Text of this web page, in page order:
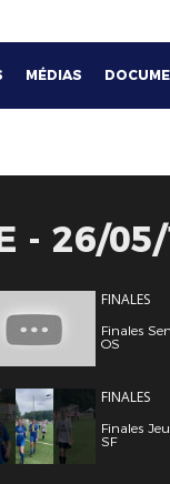
MÉDIAS
- 26/
FINALES
Finales
OS
FINALES
Finales
SF